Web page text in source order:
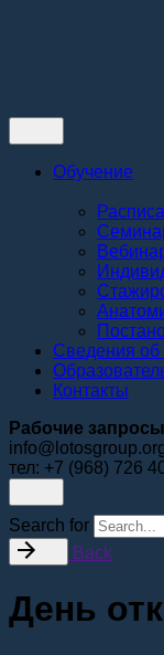
Обучение
Сведения об
Контакты
Рабочие запросы
тел: +7 (968) 726
Search for
Back
День